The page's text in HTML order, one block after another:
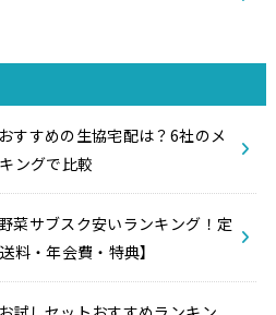
すすめの生協宅配は？6社のメ
ングで比較
菜サブスク安いランキング！定
料・年会費・特典】